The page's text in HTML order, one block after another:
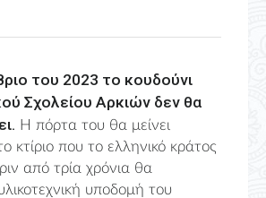
του 2023 το κουδούνι
Σχολείου Αρκιών δεν θα
Η πόρτα του θα μείνει
κτίριο που το ελληνικό κράτος
από τρία χρόνια θα
υποδομή του